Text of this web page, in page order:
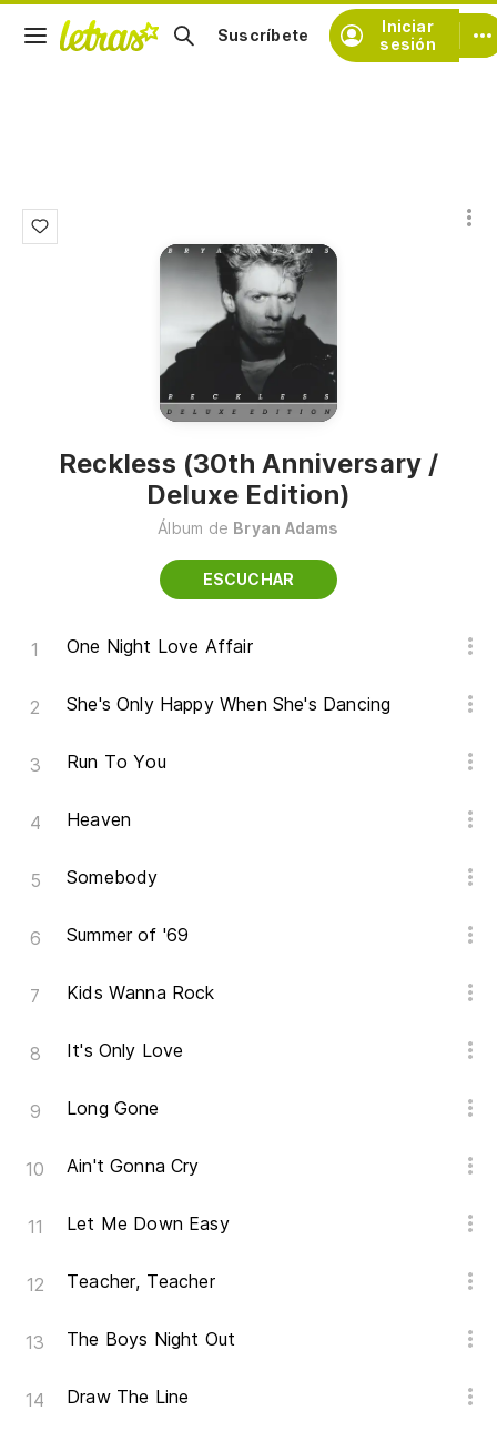
Iniciar
sesión
Suscríbete
Reckless (30th Anniversary /
Deluxe Edition)
Álbum de Bryan Adams
ESCUCHAR
One Night Love Affair
She's Only Happy When She's Dancing
Run To You
Heaven
Somebody
Summer of '69
Kids Wanna Rock
It's Only Love
Long Gone
Ain't Gonna Cry
Let Me Down Easy
Teacher, Teacher
The Boys Night Out
Draw The Line